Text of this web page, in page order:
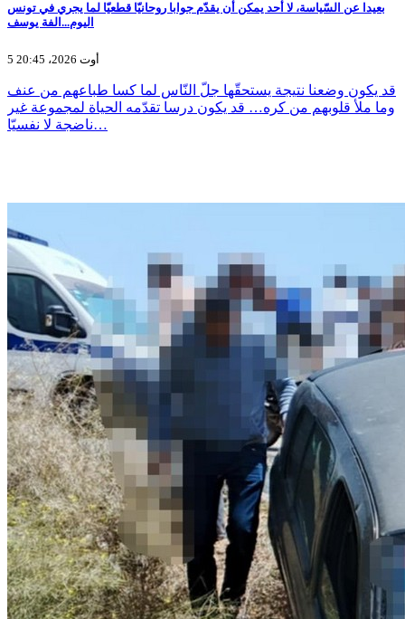
بعيدا عن السّياسة، لا أحد يمكن أن يقدّم جوابا روحانيّا قطعيّا لما يجري في تونس
اليوم...الفة يوسف
5 أوت 2026، 20:45
قد يكون وضعنا نتيجة يستحقّها جلّ النّاس لما كسا طباعهم من عنف
وما ملأ قلوبهم من كره… قد يكون درسا تقدّمه الحياة لمجموعة غير
ناضجة لا نفسيّا…